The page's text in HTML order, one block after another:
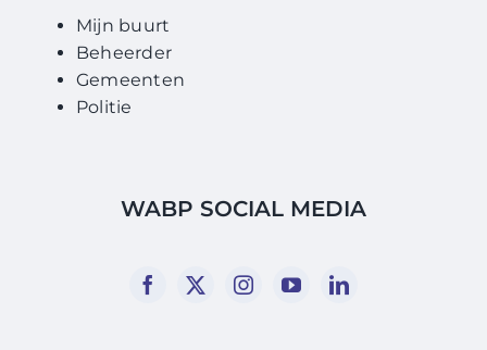
Mijn buurt
Beheerder
Gemeenten
Politie
WABP SOCIAL MEDIA